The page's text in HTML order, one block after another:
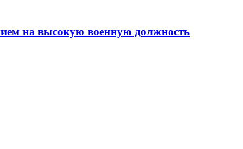
на высокую военную должность